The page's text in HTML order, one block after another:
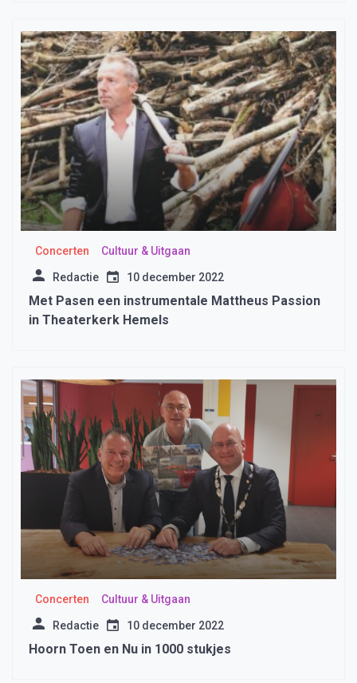
Concerten Cultuur & Uitgaan
Redactie 10 december 2022
Met Pasen een instrumentale Mattheus Passion
in Theaterkerk Hemels
Concerten Cultuur & Uitgaan
Redactie 10 december 2022
Hoorn Toen en Nu in 1000 stukjes